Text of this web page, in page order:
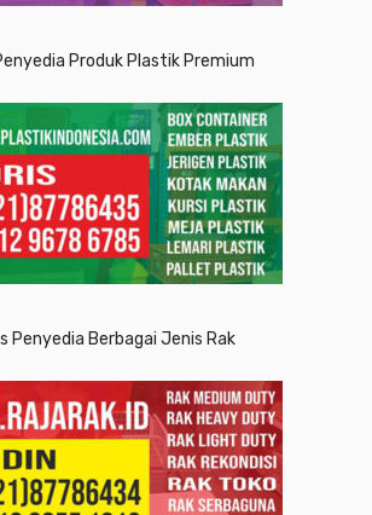
Produk Plastik Premium
Penyedia Berbagai Jenis Rak